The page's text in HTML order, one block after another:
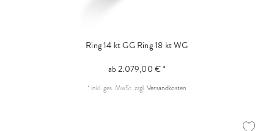
Ring 14 kt GGRing 18 kt WG
ab 2.079,00 € *
* inkl. ges. MwSt.zzgl.Versandkosten